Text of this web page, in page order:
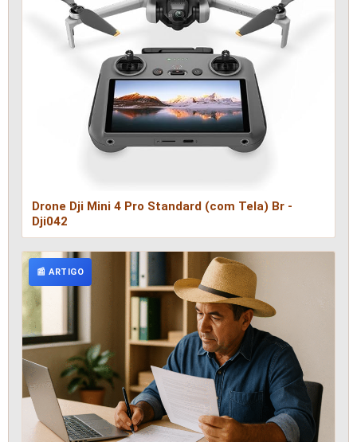
Drone Dji Mini 4 Pro Standard (com Tela) Br -
Dji042
📰 ARTIGO